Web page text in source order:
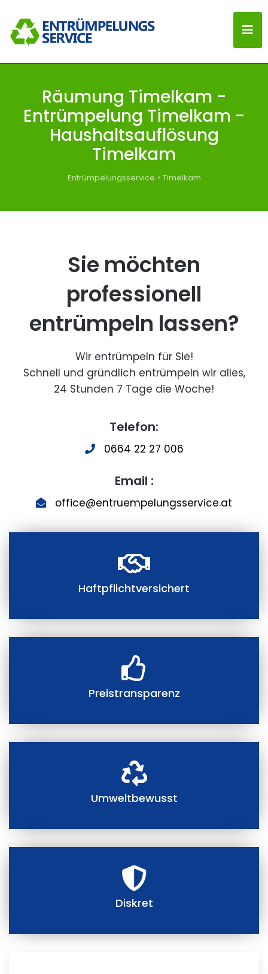
Räumung Timelkam -
Entrümpelung Timelkam -
Haushaltsauflösung
Timelkam
Entrümpelungsservice > Timelkam
Sie möchten
professionell
entrümpeln lassen?
Wir entrümpeln für Sie!
Schnell und gründlich entrümpeln wir alles,
24 Stunden 7 Tage die Woche!
Telefon:
0664 22 27 006
Email :
office@entruempelungsservice.at
Haftpflichtversichert
Preistransparenz
Umweltbewusst
Diskret